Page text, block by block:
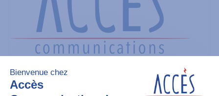
Batteries
TIA IMPRES Low Volt 2900 mAh